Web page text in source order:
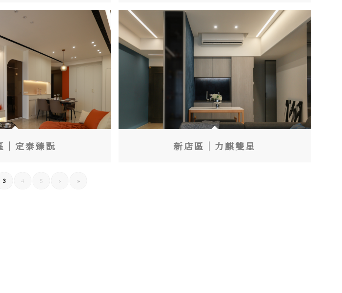
｜定泰臻翫 新店區｜力麒雙星
3 4 5 › »